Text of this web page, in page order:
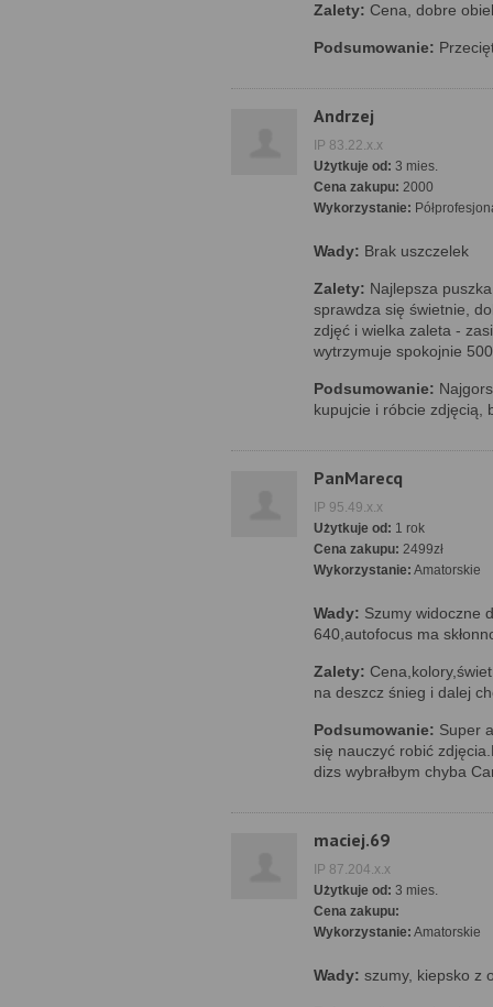
Zalety: Cena, dobre
Podsumowanie:
Andrzej
IP 83.22.x.x
Użytkuje od: 3 mies.
Cena zakupu: 2000
Wykorzystanie:
Wady: Brak uszczelek
Zalety: Najlepsza
sprawdza się świetnie,
zdjęć i wielka zaleta -
wytrzymuje spokojnie
Podsumowanie:
kupujcie i róbcie zdjęcią,
PanMarecq
IP 95.49.x.x
Użytkuje od: 1 rok
Cena zakupu: 2499zł
Wykorzystanie: Amatorskie
Wady: Szumy widoczne
640,autofocus ma
Zalety:
na deszcz śnieg i dalej
Podsumowanie: Super
się nauczyć robić
dizs wybrałbym chyba
maciej.69
IP 87.204.x.x
Użytkuje od: 3 mies.
Cena zakupu:
Wykorzystanie: Amatorskie
Wady: szumy, kiepsko z